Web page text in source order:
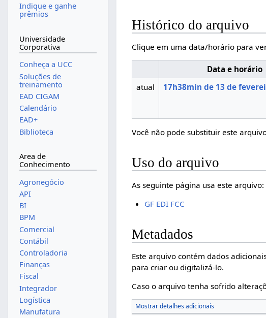
Histórico do arquivo
Clique em uma data/horário para
Data e horário
atual
17h38min de 13 de
Você não pode substituir este
Uso do arquivo
As seguinte página usa este arquivo:
GF EDI FCC
Metadados
Este arquivo contém dados
para criar ou digitalizá-lo.
Caso o arquivo tenha sofrido
Mostrar detalhes adicionais
Indique e ganhe
prêmios
Universidade
Corporativa
Conheça a UCC
Soluções de
treinamento
EAD CIGAM
Calendário
EAD+
Biblioteca
Area de
Conhecimento
Agronegócio
API
BI
BPM
Comercial
Contábil
Controladoria
Finanças
Fiscal
Integrador
Logística
Manufatura